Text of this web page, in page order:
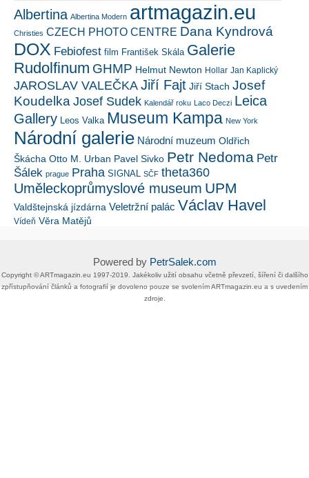
Albertina Albertina Modern artmagazin.eu
Christies CZECH PHOTO CENTRE Dana Kyndrová
DOX Febiofest film František Skála Galerie
Rudolfinum GHMP Helmut Newton Hollar Jan Kaplický
JAROSLAV VALEČKA Jiří Fajt Jiří Stach Josef
Koudelka Josef Sudek Kalendář roku Laco Deczi Leica
Gallery Leos Valka Museum Kampa New York
Národní galerie Národní muzeum Oldřich
Škácha Otto M. Urban Pavel Sivko Petr Nedoma Petr
Šálek prague Praha SIGNAL SČF theta360
Uměleckoprůmyslové museum UPM
Valdštejnská jízdárna Veletržní palác Václav Havel
Vídeň Věra Matějů
Powered by PetrSalek.com
Copyright ©​ ​​ARTmagazin.eu ​1997-2019​.​ Jakékoliv užití obsahu včetně převzetí, šíření či dalšího
zpřístupňování článků a fotografií je dovoleno pouze se svolením ​ARTmagazin.eu​ ​a s uvedením
zdroje.